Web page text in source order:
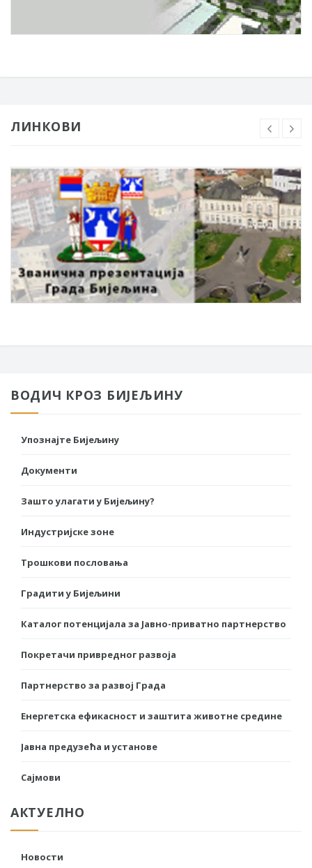
ЛИНКОВИ
ВОДИЧ КРОЗ БИЈЕЉИНУ
Упознајте Бијељину
Документи
Зашто улагати у Бијељину?
Индустријске зоне
Трошкови пословања
Градити у Бијељини
Каталог потенцијала за Јавно-приватно партнерство
Покретачи привредног развоја
Партнерство за развој Града
Енергетска ефикасност и заштита животне средине
Јавна предузећа и установе
Сајмови
АКТУЕЛНО
Новости